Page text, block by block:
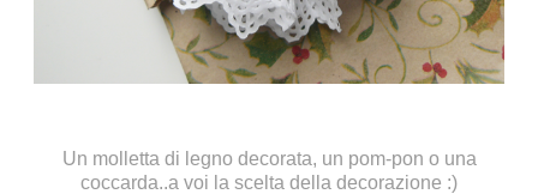
Un molletta di legno decorata, un pom-pon o una
coccarda..a voi la scelta della decorazione :)